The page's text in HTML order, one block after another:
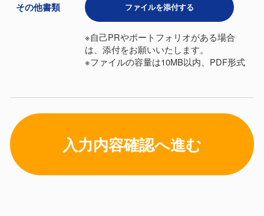
その他書類 ファイルを添付する
※自己PRやポートフォリオがある場合
は、添付をお願いいたします。
※ファイルの容量は10MB以内、PDF形式
入力内容確認へ進む